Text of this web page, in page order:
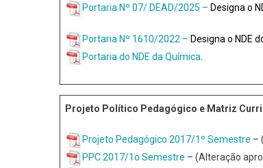
Portaria Nº 07/ DEAD/2025 – Designa o
Portaria Nº 1610/2022 – Designa o NDE
Portaria do NDE da Química
Projeto Político Pedagógico e Matriz
Projeto Pedagógico 2017/1º Semestre –
PPC 2017/1o Semestre – (Alteração